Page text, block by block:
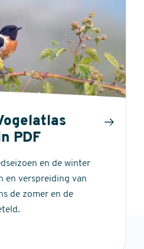
PDF
en de winter
en verspreiding van
de zomer en de